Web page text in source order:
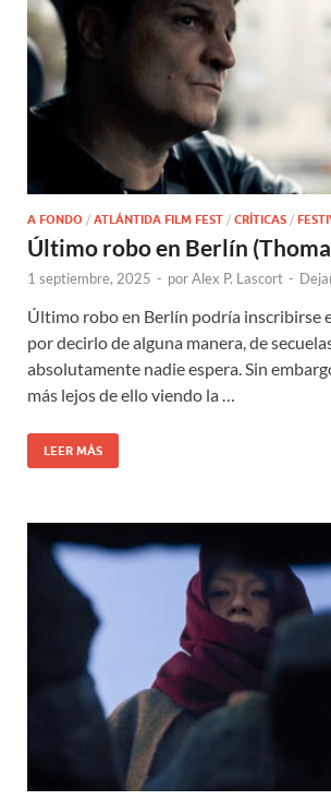
A FONDO / ATLÁNTIDA FILM FEST / CRÍTICAS /
Último robo en Berlín
1 septiembre, 2025 - porAlex P. Lascort -
Último robo en Berlín podría inscribirse
por decirlo de alguna manera, de
absolutamente nadie espera. Sin
más lejos de ello viendo la …
LEER MÁS